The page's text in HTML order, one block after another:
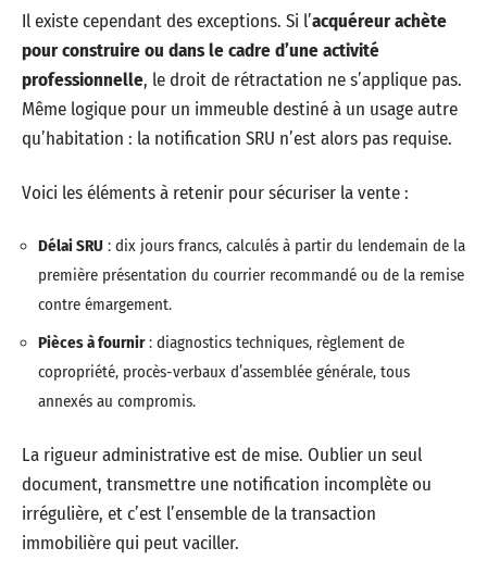
Il existe cependant des exceptions. Si l’acquéreur achète
pour construire ou dans le cadre d’une activité
professionnelle, le droit de rétractation ne s’applique pas.
Même logique pour un immeuble destiné à un usage autre
qu’habitation : la notification SRU n’est alors pas requise.
Voici les éléments à retenir pour sécuriser la vente :
Délai SRU : dix jours francs, calculés à partir du lendemain de la
première présentation du courrier recommandé ou de la remise
contre émargement.
Pièces à fournir: diagnostics techniques, règlement de
copropriété, procès-verbaux d’assemblée générale, tous
annexés au compromis.
La rigueur administrative est de mise. Oublier un seul
document, transmettre une notification incomplète ou
irrégulière, et c’est l’ensemble de la transaction
immobilière qui peut vaciller.